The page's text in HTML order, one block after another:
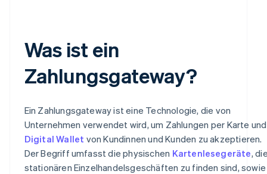
Was ist ein
Zahlungsgateway?
Ein Zahlungsgateway ist eine Technologie, die von
Unternehmen verwendet wird, um Zahlungen per Karte und
Digital Wallet von Kundinnen und Kunden zu akzeptieren.
Der Begriff umfasst die physischen Kartenlesegeräte,
stationären Einzelhandelsgeschäften zu finden sind, sowie